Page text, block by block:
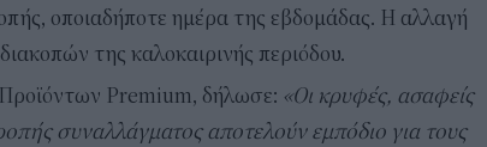
οποιαδήποτε ημέρα της εβδομάδας. Η αλλαγή
της καλοκαιρινής περιόδου.
Premium, δήλωσε: «Οι κρυφές, ασαφείς
συναλλάγματος αποτελούν εμπόδιο για τους